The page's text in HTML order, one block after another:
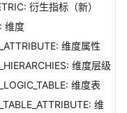
衍生指标（新）
维度
维度属性
维度层级
维度表
维